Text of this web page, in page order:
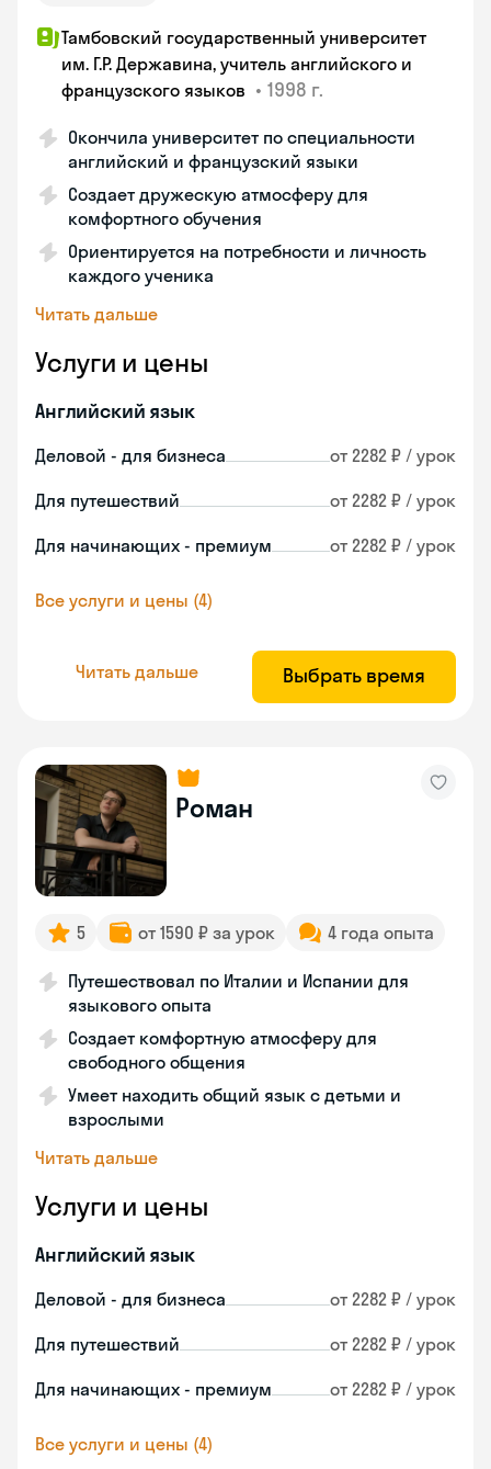
Тамбовский государственный университет
им. Г.Р. Державина, учитель английского и
французского языков • 1998 г.
Окончила университет по специальности
английский и французский языки
Создает дружескую атмосферу для
комфортного обучения
Ориентируется на потребности и личность
каждого ученика
Читать дальше
Услуги и цены
Английский язык
Деловой - для бизнеса от 2282 ₽ / урок
Для путешествий от 2282 ₽ / урок
Для начинающих - премиум от 2282 ₽ / урок
Все услуги и цены (4)
Читать дальше Выбрать время
Роман
5 от 1590 ₽ за урок 4 года опыта
Путешествовал по Италии и Испании для
языкового опыта
Создает комфортную атмосферу для
свободного общения
Умеет находить общий язык с детьми и
взрослыми
Читать дальше
Услуги и цены
Английский язык
Деловой - для бизнеса от 2282 ₽ / урок
Для путешествий от 2282 ₽ / урок
Для начинающих - премиум от 2282 ₽ / урок
Все услуги и цены (4)